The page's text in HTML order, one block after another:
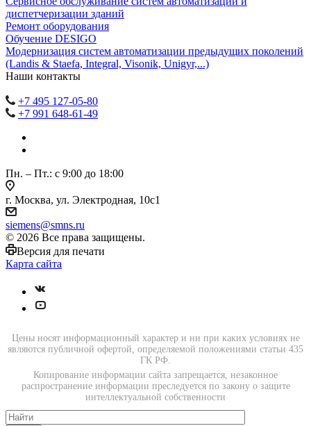
диспетчеризации зданий
Ремонт оборудования
Обучение DESIGO
Модернизация систем автоматизации предыдущих поколений
(Landis & Staefa, Integral, Visonik, Unigyr,...)
Наши контакты
+7 495 127-05-80
+7 991 648-61-49
Пн. – Пт.: с 9:00 до 18:00
г. Москва, ул. Электродная, 10с1
siemens@smns.ru
© 2026 Все права защищены.
Версия для печати
Карта сайта
Цены носят информационный характер и ни при каких условиях не
являются публичной офертой, определяемой положениями статьи 435
ГК РФ.
Копирование информации сайта запрещается, незаконное
распространение информации преследуется по закону о защите
интеллектуальной собственности